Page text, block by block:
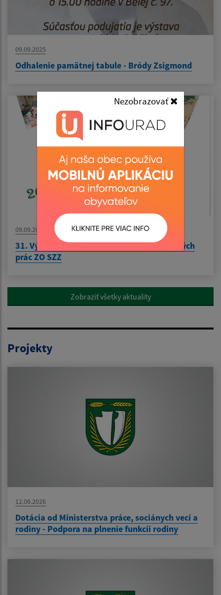
Nezobrazovať
09.09.2025
Odhalenie pamätnej tabule - Bródy Zsigmond
09.09.2025
31. Výstava ovocia, zeleniny, kvetov a ručných
prác ZO SZZ
Zobraziť všetky aktuality
Projekty
12.06.2026
Dotácia od Ministerstva práce, sociánych vecí a
rodiny - Podpora na plnenie funkcií rodiny